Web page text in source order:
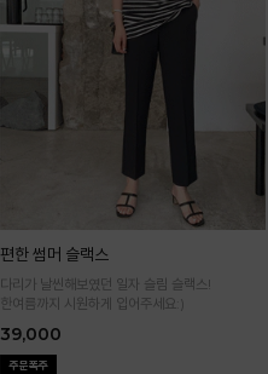
편한 썸머 슬랙스
다리가 날씬해보였던 일자 슬림 슬랙스!
한여름까지 시원하게 입어주세요:)
39,000